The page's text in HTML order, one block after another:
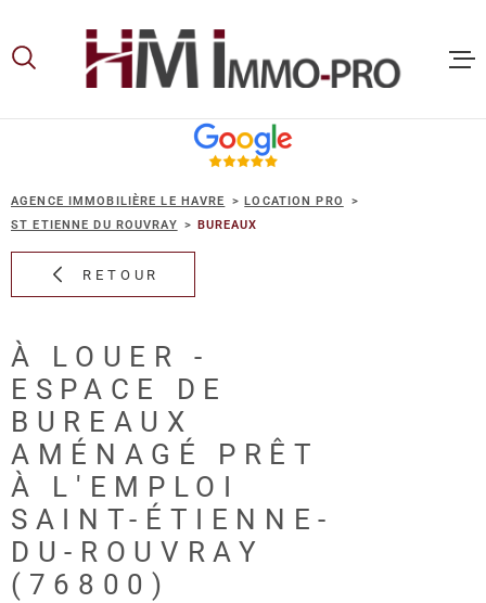
lamenu
contenu
AGENCE IMMOBILIÈRE LE HAVRE
LOCATION PRO
ST ETIENNE DU ROUVRAY
BUREAUX
RETOUR
À LOUER -
ESPACE DE
BUREAUX
AMÉNAGÉ PRÊT
À L'EMPLOI
SAINT-ÉTIENNE-
DU-ROUVRAY
(76800)